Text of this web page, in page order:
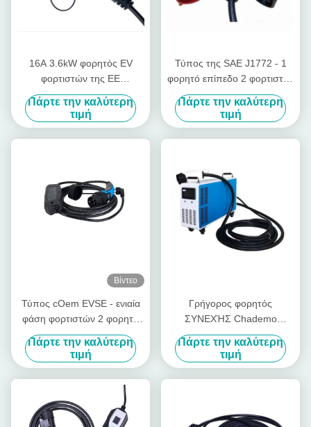
16A 3.6kW φορητός EV
φορτιστών της ΕΕ
εξοπλισμός χρέωσης
οχημάτων τύπων ηλεκτρικός
Πάρτε την καλύτερη
τιμή
Τύπος της SAE J1772 - 1
φορητό επίπεδο 2 φορτιστής
EVSE της EV μετατρέψιμος
με το βούλωμα της Κεντρικής
και Ανατολικής Ευρώπης
Πάρτε την καλύτερη
τιμή
Βίντεο
Τύπος cOem EVSE - ενιαία
φάση φορτιστών 2 φορητή
EV 5 μέτρα καλωδίων
Πάρτε την καλύτερη
τιμή
Γρήγορος φορητός
ΣΥΝΕΧΉΣ Chademo
φορτιστής φορτιστών 30kw
380V CCS γρήγορος
Πάρτε την καλύτερη
τιμή